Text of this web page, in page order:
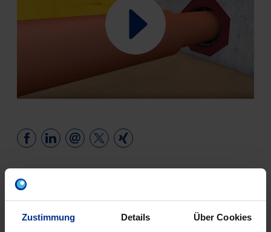
Zustimmung Details Über Cookies
KONTAKT